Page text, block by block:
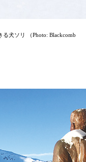
犬ソリ （Photo: Blackcomb